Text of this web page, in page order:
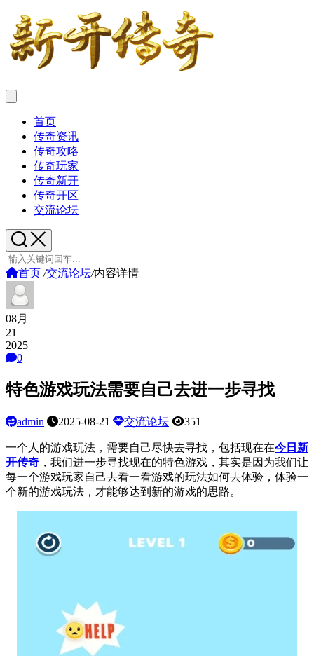
首页
传奇资讯
传奇攻略
传奇玩家
传奇新开
传奇开区
交流论坛
首页 /交流论坛/内容详情
08月
21
2025
0
特色游戏玩法需要自己去进一步寻找
admin 2025-08-21 交流论坛 351
一个人的游戏玩法，需要自己尽快去寻找，包括现在在今日新
开传奇 ，我们进一步寻找现在的特色游戏，其实是因为我们让
每一个游戏玩家自己去看一看游戏的玩法如何去体验，体验一
个新的游戏玩法，才能够达到新的游戏的思路。